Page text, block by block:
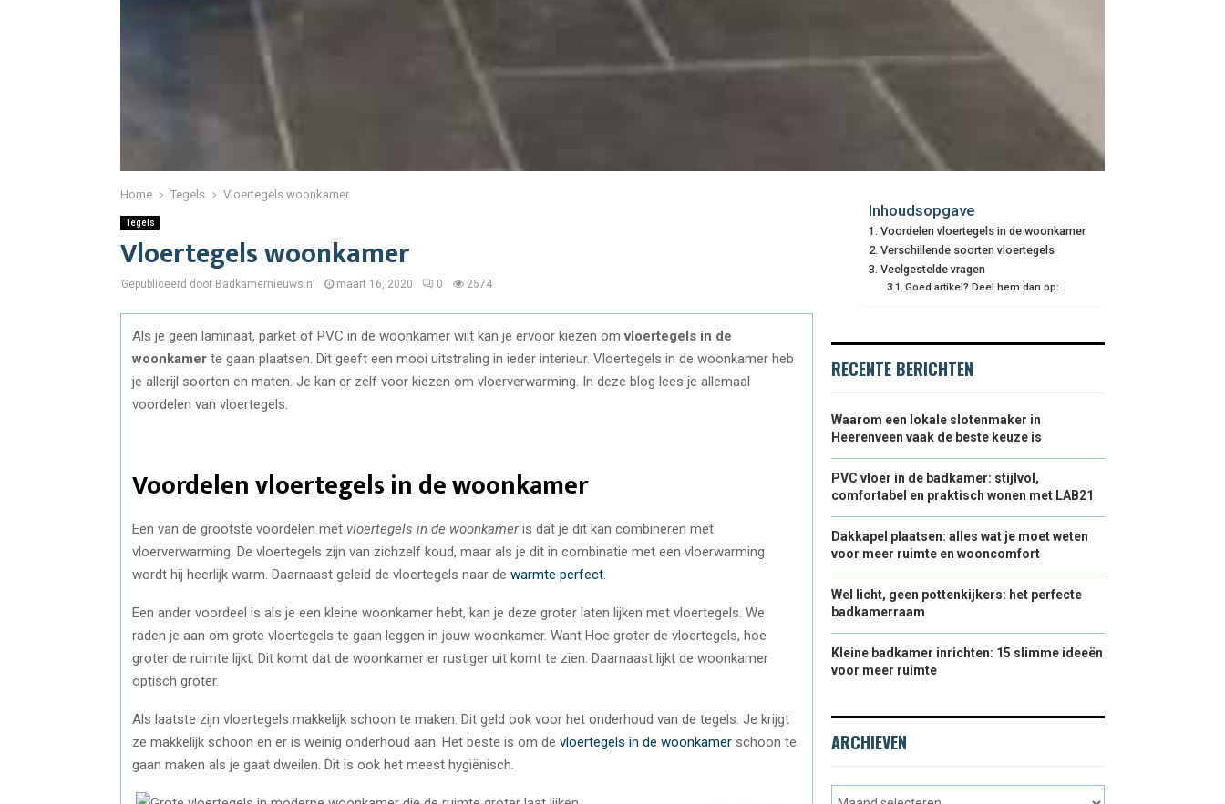
Home Tegels Vloertegels woonkamer
Tegels
Vloertegels woonkamer
Gepubliceerd door Badkamernieuws.nl maart 16, 2020 0 2574
Als je geen laminaat, parket of PVC in de woonkamer wilt kan je ervoor kiezen omvloertegels in de
woonkamer te gaan plaatsen. Dit geeft een mooi uitstraling in ieder interieur. Vloertegels in de woonkamer heb
je allerijl soorten en maten. Je kan er zelf voor kiezen om vloerverwarming. In deze blog lees je allemaal
voordelen van vloertegels.
Voordelen vloertegels in de woonkamer
Een van de grootste voordelen met vloertegels in de woonkameris dat je dit kan combineren met
vloerverwarming. De vloertegels zijn van zichzelf koud, maar als je dit in combinatie met een vloerwarming
wordt hij heerlijk warm. Daarnaast geleid de vloertegels naar de warmte perfect
Een ander voordeel is als je een kleine woonkamer hebt, kan je deze groter laten lijken met vloertegels. We
raden je aan om grote vloertegels te gaan leggen in jouw woonkamer. Want Hoe groter de vloertegels, hoe
groter de ruimte lijkt. Dit komt dat de woonkamer er rustiger uit komt te zien. Daarnaast lijkt de woonkamer
optisch groter.
Als laatste zijn vloertegels makkelijk schoon te maken. Dit geld ook voor het onderhoud van de tegels. Je krijgt
ze makkelijk schoon en er is weinig onderhoud aan. Het beste is om de vloertegels in de woonkamer schoon te
gaan maken als je gaat dweilen. Dit is ook het meest hygiënisch.
Inhoudsopgave
Voordelen vloertegels in de woonkamer
Verschillende soorten vloertegels
Veelgestelde vragen
Goed artikel? Deel hem dan op:
RECENTE BERICHTEN
Waarom een lokale slotenmaker in
Heerenveen vaak de beste keuze is
PVC vloer in de badkamer: stijlvol,
comfortabel en praktisch wonen met LAB21
Dakkapel plaatsen: alles wat je moet weten
voor meer ruimte en wooncomfort
Wel licht, geen pottenkijkers: het perfecte
badkamerraam
Kleine badkamer inrichten: 15 slimme ideeën
voor meer ruimte
ARCHIEVEN